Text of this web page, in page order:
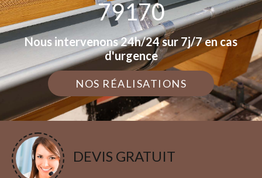
79170
Nous intervenons 24h/24 sur 7j/7 en cas
d'urgence
NOS RÉALISATIONS
DEVIS GRATUIT